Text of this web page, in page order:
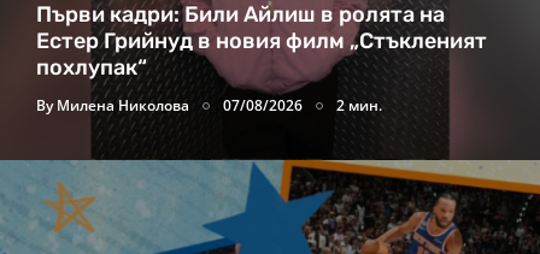
Първи кадри: Били Айлиш в ролята на
Естер Грийнуд в новия филм „Стъкленият
похлупак“
ByМилена Николова 07/08/2026 2 мин.